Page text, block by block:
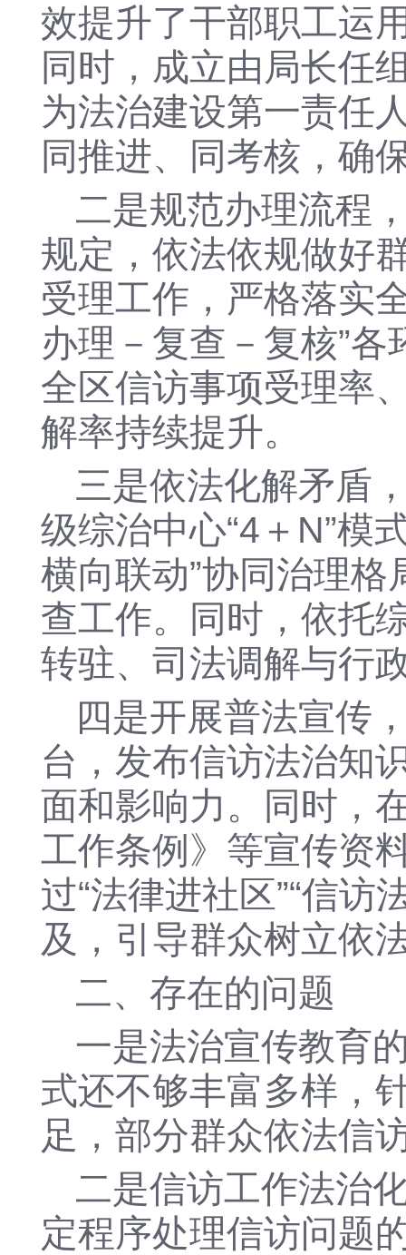
效提升了干部职工运
同时，成立由局长任
为法治建设第一责任
同推进、同考核，确
二是规范办理流程
规定，依法依规做好
受理工作，严格落实
办理－复查－复核”
全区信访事项受理率
解率持续提升。
三是依法化解矛盾
级综治中心“4＋N”模
横向联动”协同治理格
查工作。同时，依托
转驻、司法调解与行
四是开展普法宣传
台，发布信访法治知
面和影响力。同时，
工作条例》等宣传资
过“法律进社区”“信
及，引导群众树立依
二、存在的问题
一是法治宣传教育
式还不够丰富多样，
足，部分群众依法信
二是信访工作法治
定程序处理信访问题